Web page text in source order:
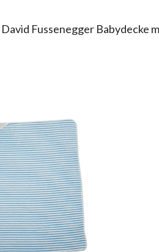
Fussenegger Babydecke